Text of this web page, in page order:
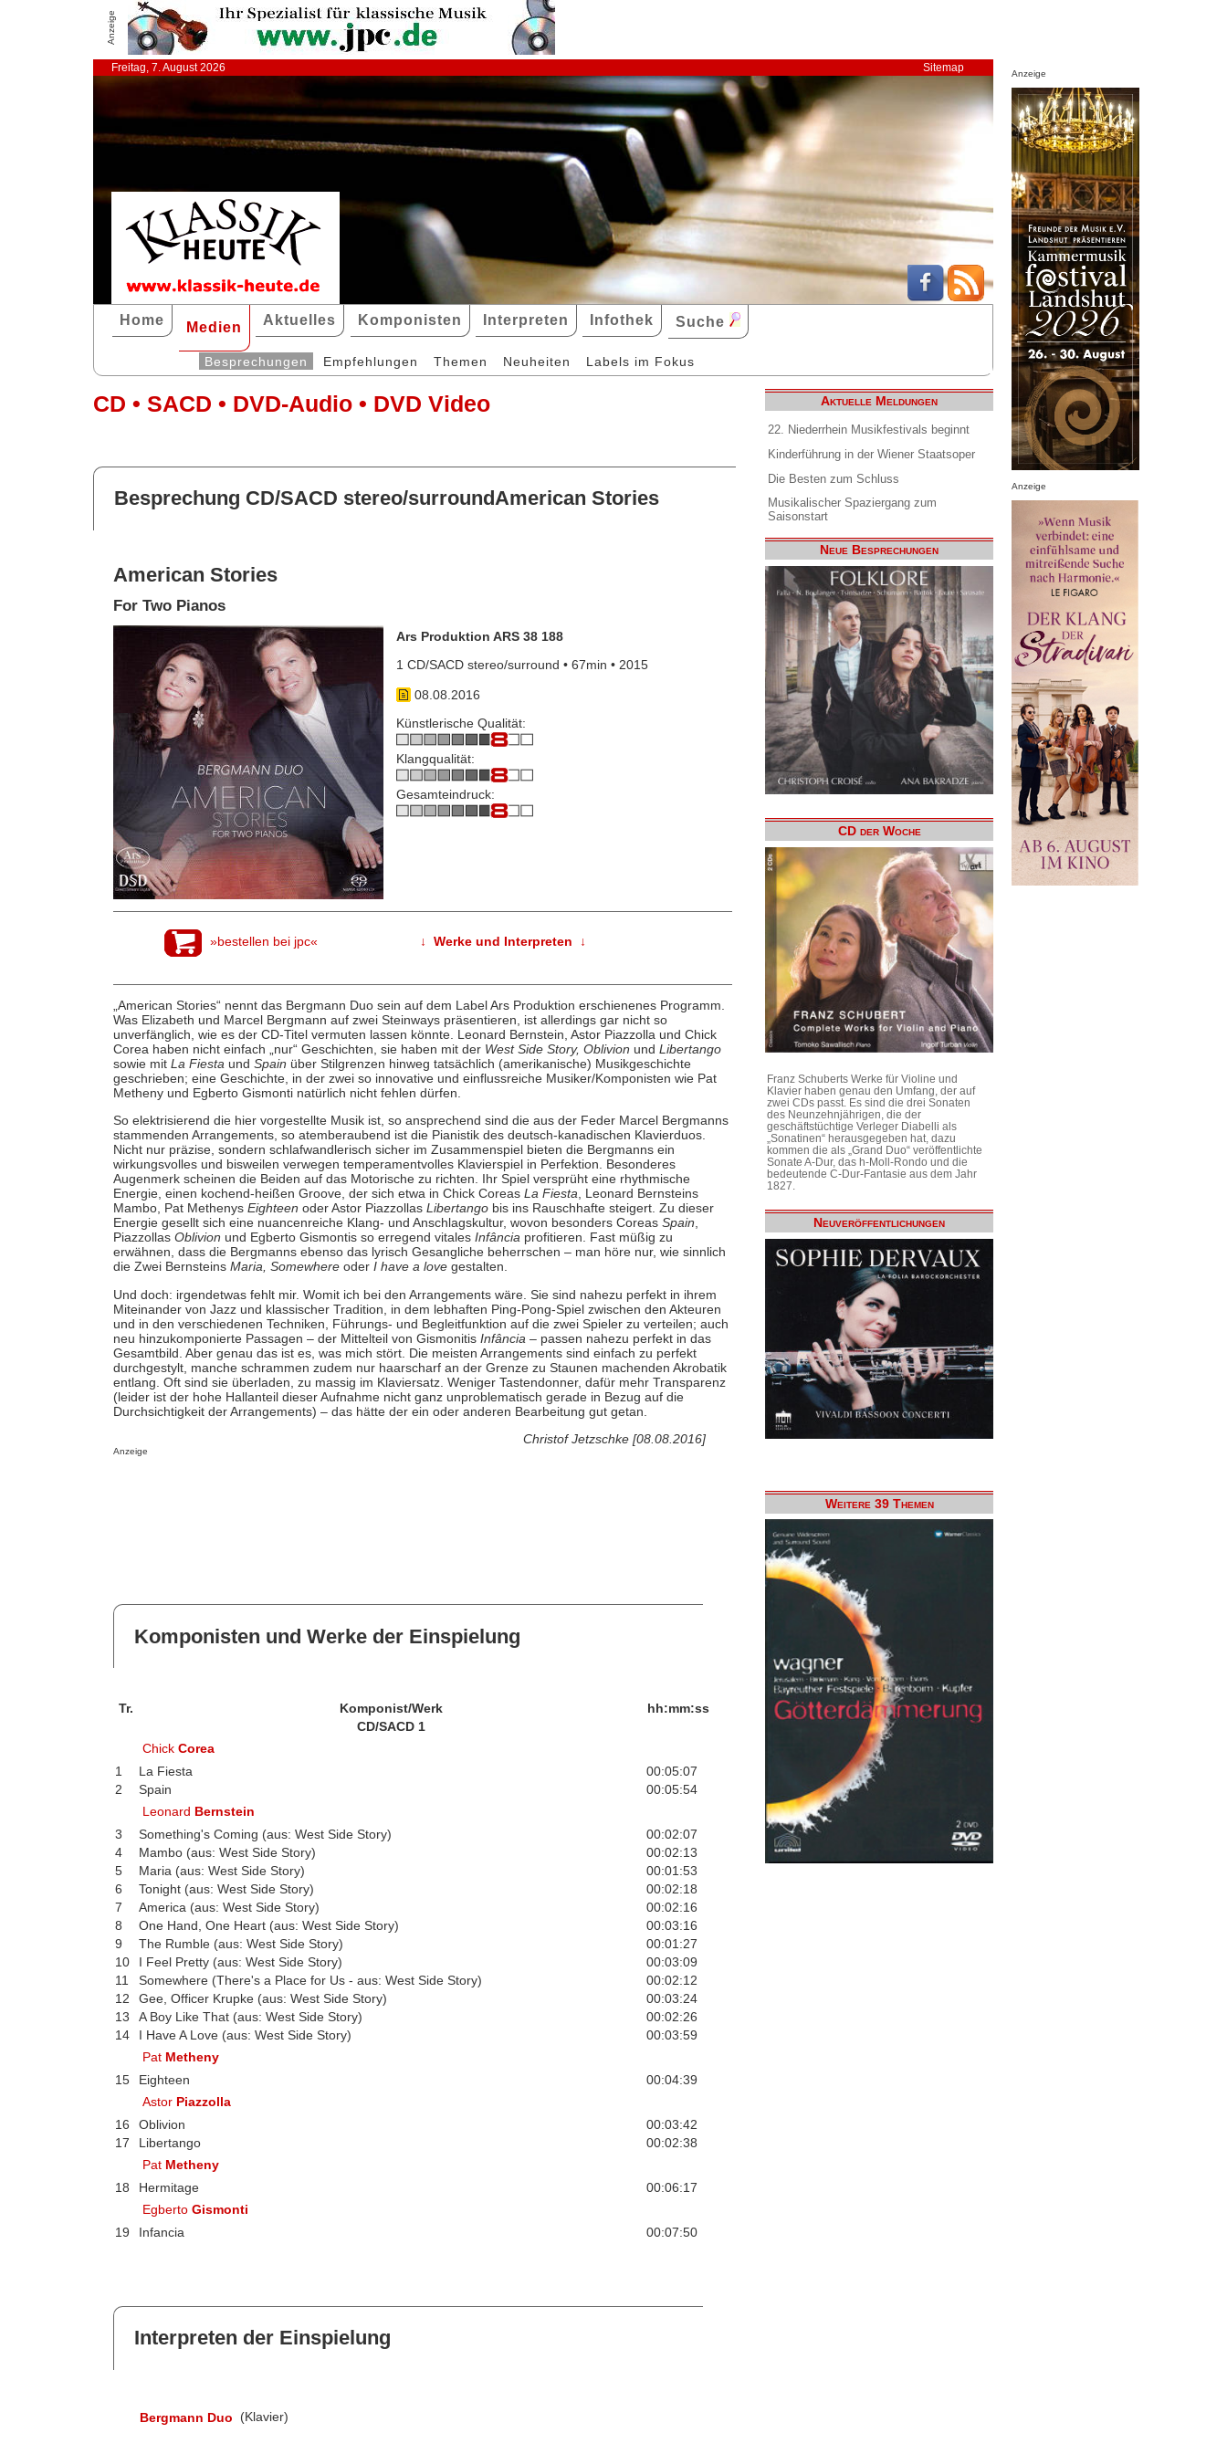
Anzeige
Freitag, 7. August 2026 Sitemap
Home Medien Aktuelles Komponisten Interpreten Infothek Suche
Besprechungen Empfehlungen Themen Neuheiten Labels im Fokus
CD • SACD • DVD-Audio • DVD Video
Besprechung CD/SACD stereo/surroundAmerican Stories
American Stories
For Two Pianos
Ars Produktion ARS 38 188
1 CD/SACD stereo/surround • 67min • 2015
08.08.2016
Künstlerische Qualität:
Klangqualität:
Gesamteindruck:
»bestellen bei jpc« ↓ Werke und Interpreten ↓
„American Stories“ nennt das Bergmann Duo sein auf dem Label Ars Produktion erschienenes Programm.
Was Elizabeth und Marcel Bergmann auf zwei Steinways präsentieren, ist allerdings gar nicht so
unverfänglich, wie es der CD-Titel vermuten lassen könnte. Leonard Bernstein, Astor Piazzolla und Chick
Corea haben nicht einfach „nur“ Geschichten, sie haben mit der West Side Story, Oblivion und Libertango
sowie mit La Fiesta und Spain über Stilgrenzen hinweg tatsächlich (amerikanische) Musikgeschichte
geschrieben; eine Geschichte, in der zwei so innovative und einflussreiche Musiker/Komponisten wie Pat
Metheny und Egberto Gismonti natürlich nicht fehlen dürfen.
So elektrisierend die hier vorgestellte Musik ist, so ansprechend sind die aus der Feder Marcel Bergmanns
stammenden Arrangements, so atemberaubend ist die Pianistik des deutsch-kanadischen Klavierduos.
Nicht nur präzise, sondern schlafwandlerisch sicher im Zusammenspiel bieten die Bergmanns ein
wirkungsvolles und bisweilen verwegen temperamentvolles Klavierspiel in Perfektion. Besonderes
Augenmerk scheinen die Beiden auf das Motorische zu richten. Ihr Spiel versprüht eine rhythmische
Energie, einen kochend-heißen Groove, der sich etwa in Chick Coreas La Fiesta, Leonard Bernsteins
Mambo, Pat Methenys Eighteen oder Astor Piazzollas Libertangobis ins Rauschhafte steigert. Zu dieser
Energie gesellt sich eine nuancenreiche Klang- und Anschlagskultur, wovon besonders Coreas Spain,
Piazzollas Oblivion und Egberto Gismontis so erregend vitales Infânciaprofitieren. Fast müßig zu
erwähnen, dass die Bergmanns ebenso das lyrisch Gesangliche beherrschen – man höre nur, wie sinnlich
die Zwei Bernsteins Maria, SomewhereoderI have a lovegestalten.
Und doch: irgendetwas fehlt mir. Womit ich bei den Arrangements wäre. Sie sind nahezu perfekt in ihrem
Miteinander von Jazz und klassischer Tradition, in dem lebhaften Ping-Pong-Spiel zwischen den Akteuren
und in den verschiedenen Techniken, Führungs- und Begleitfunktion auf die zwei Spieler zu verteilen; auch
neu hinzukomponierte Passagen – der Mittelteil von GismonitisInfância – passen nahezu perfekt in das
Gesamtbild. Aber genau das ist es, was mich stört. Die meisten Arrangements sind einfach zu perfekt
durchgestylt, manche schrammen zudem nur haarscharf an der Grenze zu Staunen machenden Akrobatik
entlang. Oft sind sie überladen, zu massig im Klaviersatz. Weniger Tastendonner, dafür mehr Transparenz
(leider ist der hohe Hallanteil dieser Aufnahme nicht ganz unproblematisch gerade in Bezug auf die
Durchsichtigkeit der Arrangements) – das hätte der ein oder anderen Bearbeitung gut getan.
Christof Jetzschke [08.08.2016]
Anzeige
Komponisten und Werke der Einspielung
Tr. Komponist/Werk
hh:mm:ss
CD/SACD 1
ChickCorea
1
La Fiesta
00:05:07
2
Spain
00:05:54
Leonard Bernstein
3
Something's Coming (aus: West Side Story)
00:02:07
4
Mambo (aus: West Side Story)
00:02:13
5
Maria (aus: West Side Story)
00:01:53
6
Tonight (aus: West Side Story)
00:02:18
7
America (aus: West Side Story)
00:02:16
8
One Hand, One Heart (aus: West Side Story)
00:03:16
9
The Rumble (aus: West Side Story)
00:01:27
10
I Feel Pretty (aus: West Side Story)
00:03:09
11
Somewhere (There's a Place for Us - aus: West Side Story)
00:02:12
12
Gee, Officer Krupke (aus: West Side Story)
00:03:24
13
A Boy Like That (aus: West Side Story)
00:02:26
14
I Have A Love (aus: West Side Story)
00:03:59
Pat Metheny
15
Eighteen
00:04:39
Astor Piazzolla
16
Oblivion
00:03:42
17
Libertango
00:02:38
Pat Metheny
18
Hermitage
00:06:17
EgbertoGismonti
19
Infancia 00:07:50
Interpreten der Einspielung
Bergmann Duo (Klavier)
Aktuelle Meldungen
22. Niederrhein Musikfestivals beginnt
Kinderführung in der Wiener Staatsoper
Die Besten zum Schluss
Musikalischer Spaziergang zum
Saisonstart
Neue Besprechungen
CD der Woche
Franz Schuberts Werke für Violine und
Klavier haben genau den Umfang, der auf
zwei CDs passt. Es sind die drei Sonaten
des Neunzehnjährigen, die der
geschäftstüchtige Verleger Diabelli als
„Sonatinen“ herausgegeben hat, dazu
kommen die als „Grand Duo“ veröffentlichte
Sonate A-Dur, das h-Moll-Rondo und die
bedeutende C-Dur-Fantasie aus dem Jahr
1827.
Neuveröffentlichungen
Weitere 39 Themen
Anzeige
Anzeige